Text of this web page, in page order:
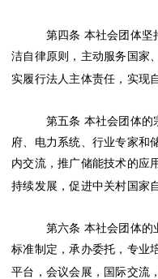
第四条 本社会团体坚
洁自律原则，主动服务国家
实履行法人主体责任，实现
第五条 本社会团体的
府、电力系统、行业专家和
内交流，推广储能技术的应
持续发展，促进中关村国家
第六条 本社会团体的
标准制定，承办委托，专业
平台，会议会展，国际交流